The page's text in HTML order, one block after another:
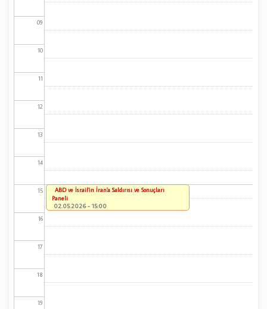
09
10
11
12
13
14
15
16
17
18
19
ABD ve İsrail'in İran'a Saldırısı ve Sonuçları
Paneli
02.05.2026 - 15:00